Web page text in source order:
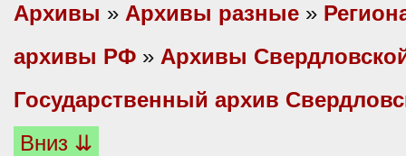
Архивы » Архивы разные »
архивы РФ » Архивы
Государственный архив
Вниз ⇊